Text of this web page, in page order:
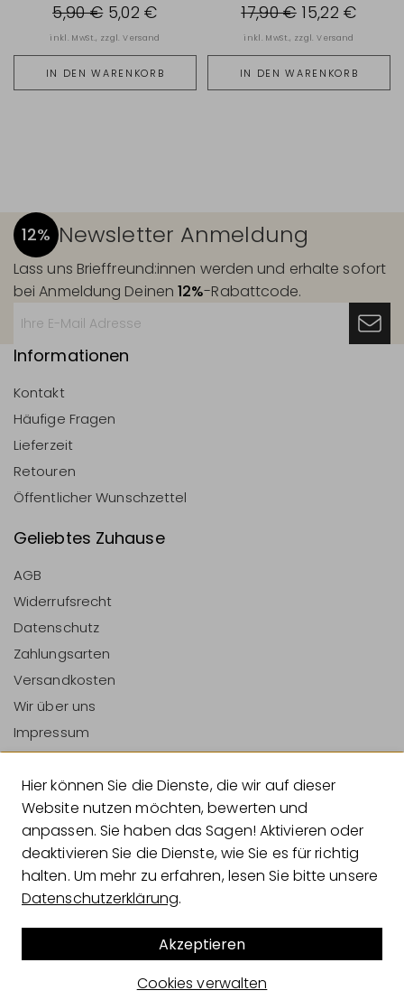
IN DEN WARENKORB
5,90 € 5,02 €
inkl. MwSt., zzgl.Versand
IN DEN WARENKORB
17,90 € 15,22 €
inkl. MwSt., zzgl.Versand
12% Newsletter Anmeldung
Lass uns Brieffreund:innen werden und erhalte sofort
bei Anmeldung Deinen12%-Rabattcode.
Informationen
Kontakt
Häufige Fragen
Lieferzeit
Retouren
Öffentlicher Wunschzettel
Geliebtes Zuhause
AGB
Widerrufsrecht
Datenschutz
Zahlungsarten
Versandkosten
Wir über uns
Impressum
Vertrag Widerrufen
Zahlungsarten
Versandarten
Hier können Sie die Dienste, die wir auf dieser
Website nutzen möchten, bewerten und
anpassen. Sie haben das Sagen! Aktivieren oder
deaktivieren Sie die Dienste, wie Sie es für richtig
halten. Um mehr zu erfahren, lesen Sie bitte unsere
Datenschutzerklärung.
Cookies verwalten
Akzeptieren